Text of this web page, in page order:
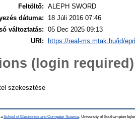
Feltöltő: ALEPH SWORD
dátuma:
18 Júli 2016 07:46
változtatás:
05 Dec 2025 09:13
URI:
https://real-ms.mtak.hu/id/
(login required)
szekesztése
School of Electronics and Computer Science , University of Southampton